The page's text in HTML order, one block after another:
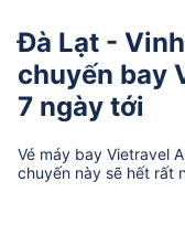
Đà Lạt -
chuyến bay
7 ngày tới
Vé máy bay Vietravel
chuyến này sẽ hết rất